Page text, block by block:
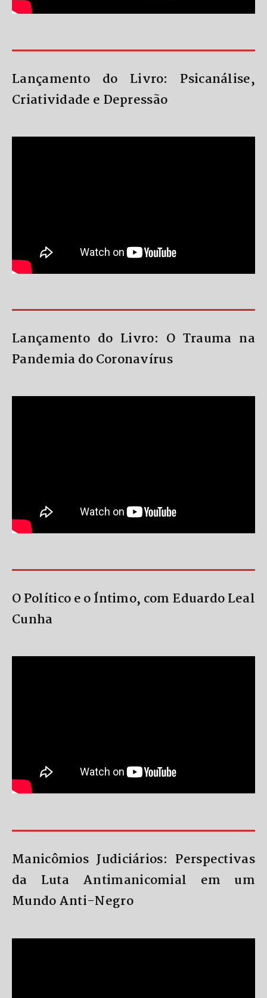
Lançamento do Livro: Psicanálise,
Criatividade e Depressão
Lançamento do Livro: O Trauma na
Pandemia do Coronavírus
O Político e o Íntimo, com Eduardo Leal
Cunha
Manicômios Judiciários: Perspectivas
da Luta Antimanicomial em um
Mundo Anti-Negro